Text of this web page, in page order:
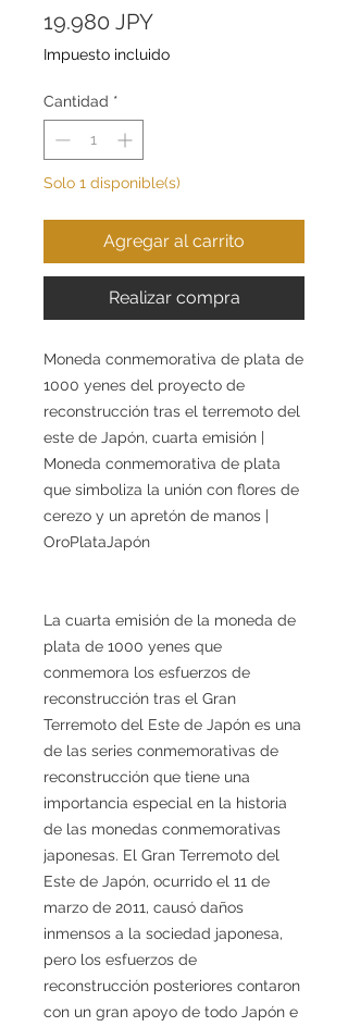
19.980 JPYPrecio
Impuesto incluido
Cantidad *
Solo 1 disponible(s)
Agregar al carrito
Realizar compra
Moneda conmemorativa de plata de
1000 yenes del proyecto de
reconstrucción tras el terremoto del
este de Japón, cuarta emisión |
Moneda conmemorativa de plata
que simboliza la unión con flores de
cerezo y un apretón de manos |
OroPlataJapón
La cuarta emisión de la moneda de
plata de 1000 yenes que
conmemora los esfuerzos de
reconstrucción tras el Gran
Terremoto del Este de Japón es una
de las series conmemorativas de
reconstrucción que tiene una
importancia especial en la historia
de las monedas conmemorativas
japonesas. El Gran Terremoto del
Este de Japón, ocurrido el 11 de
marzo de 2011, causó daños
inmensos a la sociedad japonesa,
pero los esfuerzos de
reconstrucción posteriores contaron
con un gran apoyo de todo Japón e